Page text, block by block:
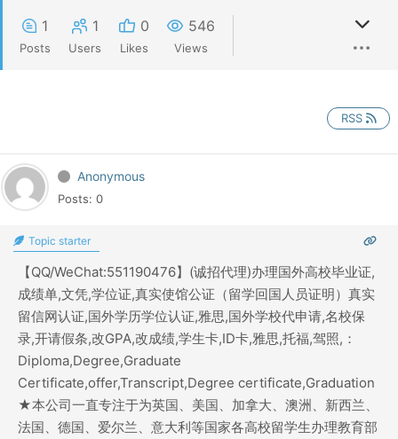
1
Posts
1
Users
0
Likes
546
Views
RSS
Anonymous
Posts: 0
Topic starter
【QQ/WeChat:551190476】(诚招代理)办理国外高校毕业证,
成绩单,文凭,学位证,真实使馆公证（留学回国人员证明）真实
留信网认证,国外学历学位认证,雅思,国外学校代申请,名校保
录,开请假条,改GPA,改成绩,学生卡,ID卡,雅思,托福,驾照,：
Diploma,Degree,Graduate
Certificate,offer,Transcript,Degree certificate,Graduation
★本公司一直专注于为英国、美国、加拿大、澳洲、新西兰、
法国、德国、爱尔兰、意大利等国家各高校留学生办理教育部